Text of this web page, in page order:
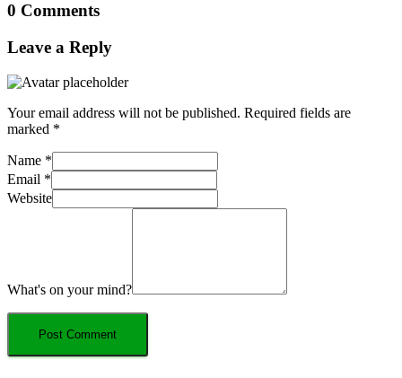
0 Comments
Leave a Reply
Your email address will not be published. Required fields are
marked *
Name *
Email *
Website
What's on your mind?